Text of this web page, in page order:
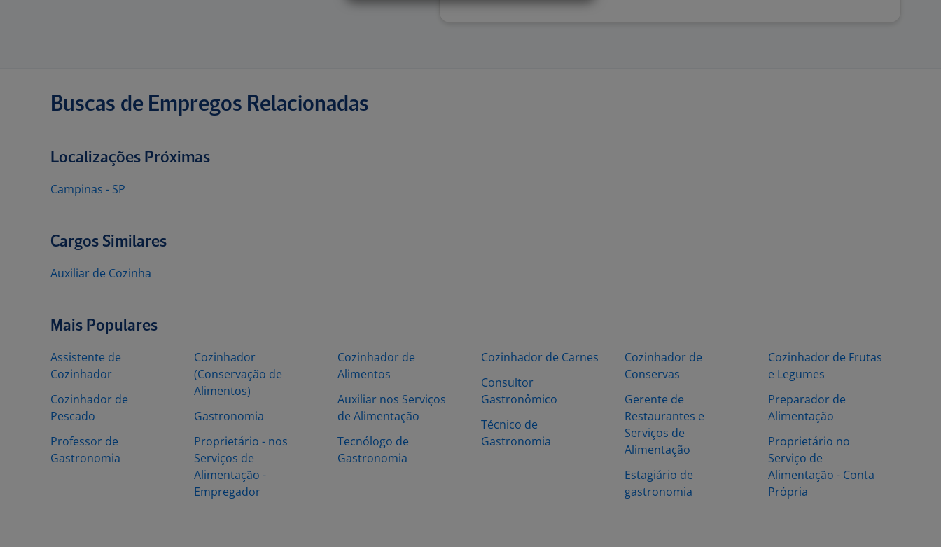
Buscas de Empregos Relacionadas
Localizações Próximas
Campinas - SP
Cargos Similares
Auxiliar de Cozinha
Mais Populares
Assistente de
Cozinhador
Cozinhador de
Pescado
Professor de
Gastronomia
Cozinhador
(Conservação de
Alimentos)
Gastronomia
Proprietário - nos
Serviços de
Alimentação -
Empregador
Cozinhador de
Alimentos
Auxiliar nos Serviços
de Alimentação
Tecnólogo de
Gastronomia
Cozinhador de Carnes
Consultor
Gastronômico
Técnico de
Gastronomia
Cozinhador de
Conservas
Gerente de
Restaurantes e
Serviços de
Alimentação
Estagiário de
gastronomia
Cozinhador de Frutas
e Legumes
Preparador de
Alimentação
Proprietário no
Serviço de
Alimentação - Conta
Própria